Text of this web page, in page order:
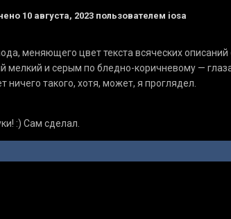
10 августа, 2023пользователем iosa
меняющего цвет текста всяческих
мелкий и серым по бледно-коричневому —
ничего такого, хотя, может, я проглядел.
:) Сам сделал.